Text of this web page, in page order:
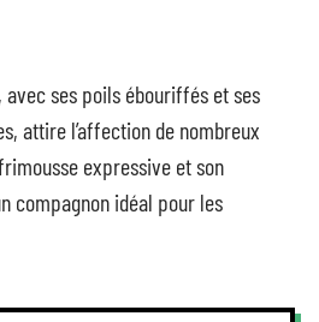
avec ses poils ébouriffés et ses
attire l’affection de nombreux
expressive et son
compagnon idéal pour les